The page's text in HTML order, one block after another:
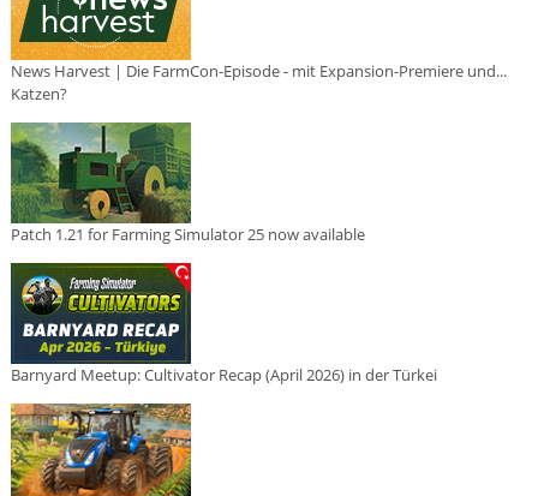
News Harvest | Die FarmCon-Episode - mit Expansion-Premiere und...
Katzen?
Patch 1.21 for Farming Simulator 25 now available
Barnyard Meetup: Cultivator Recap (April 2026) in der Türkei